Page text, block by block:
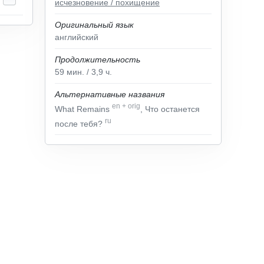
исчезновение / похищение
Оригинальный язык
английский
Продолжительность
59 мин. / 3,9 ч.
Альтернативные названия
What Remains en + orig
, Что останется
после тебя? ru